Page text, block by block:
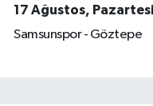
17 Ağustos, Pazartesi
Samsunspor - Göztepe